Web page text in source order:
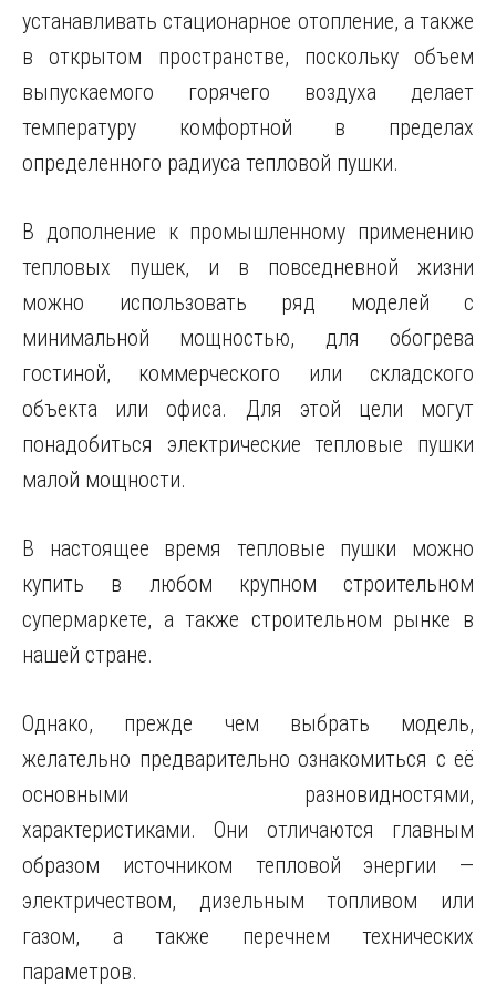
устанавливать стационарное отопление, а также
в открытом пространстве, поскольку объем
выпускаемого горячего воздуха делает
температуру комфортной в пределах
определенного радиуса тепловой пушки.
В дополнение к промышленному применению
тепловых пушек, и в повседневной жизни
можно использовать ряд моделей с
минимальной мощностью, для обогрева
гостиной, коммерческого или складского
объекта или офиса. Для этой цели могут
понадобиться электрические тепловые пушки
малой мощности.
В настоящее время тепловые пушки можно
купить в любом крупном строительном
супермаркете, а также строительном рынке в
нашей стране.
Однако, прежде чем выбрать модель,
желательно предварительно ознакомиться с её
основными разновидностями,
характеристиками. Они отличаются главным
образом источником тепловой энергии —
электричеством, дизельным топливом или
газом, а также перечнем технических
параметров.